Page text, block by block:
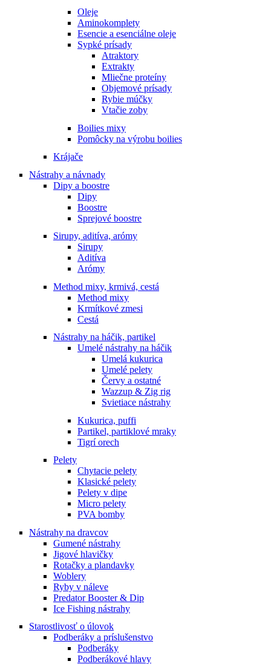
Oleje
Aminokomplety
Esencie a esenciálne oleje
Sypké prísady
Atraktory
Extrakty
Mliečne proteíny
Objemové prísady
Rybie múčky
Vtačie zoby
Boilies mixy
Pomôcky na výrobu boilies
Krájače
Nástrahy a návnady
Dipy a boostre
Dipy
Boostre
Sprejové boostre
Sirupy, aditíva, arómy
Sirupy
Aditíva
Arómy
Method mixy, krmivá, cestá
Method mixy
Krmítkové zmesi
Cestá
Nástrahy na háčik, partikel
Umelé nástrahy na háčik
Umelá kukurica
Umelé pelety
Červy a ostatné
Wazzup & Zig rig
Svietiace nástrahy
Kukurica, puffi
Partikel, partiklové mraky
Tigrí orech
Pelety
Chytacie pelety
Klasické pelety
Pelety v dipe
Micro pelety
PVA bomby
Nástrahy na dravcov
Gumené nástrahy
Jigové hlavičky
Rotačky a plandavky
Woblery
Ryby v náleve
Predator Booster & Dip
Ice Fishing nástrahy
Starostlivosť o úlovok
Podberáky a príslušenstvo
Podberáky
Podberákové hlavy